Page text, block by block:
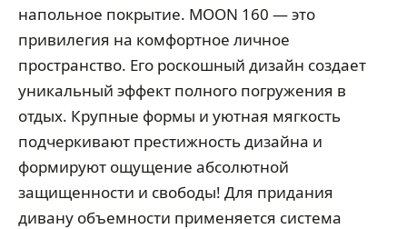
напольное покрытие. MOON 160 — это
привилегия на комфортное личное
пространство. Его роскошный дизайн создает
уникальный эффект полного погружения в
отдых. Крупные формы и уютная мягкость
подчеркивают престижность дизайна и
формируют ощущение абсолютной
защищенности и свободы! Для придания
дивану объемности применяется система